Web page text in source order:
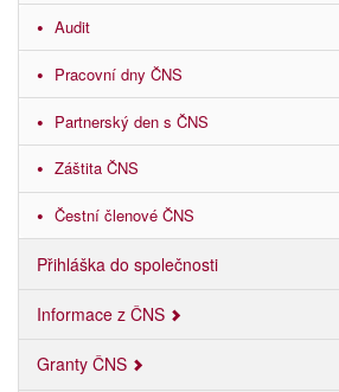
Audit
Pracovní dny ČNS
Partnerský den s ČNS
Záštita ČNS
Čestní členové ČNS
Přihláška do společnosti
Informace z ČNS
Granty ČNS